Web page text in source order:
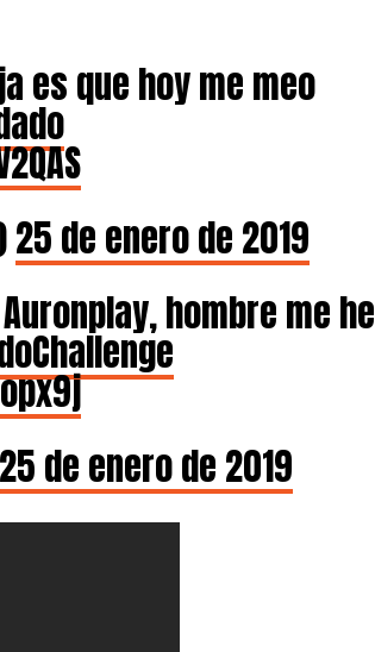
es que hoy me meo
25 de enero de 2019
hombre me he
25 de enero de 2019